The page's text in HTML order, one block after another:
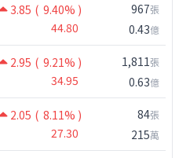
3.85 ( 9.40% )
44.80
967張
0.43億
2.95 ( 9.21% )
34.95
1,811張
0.63億
2.05 ( 8.11% )
27.30
84張
215萬